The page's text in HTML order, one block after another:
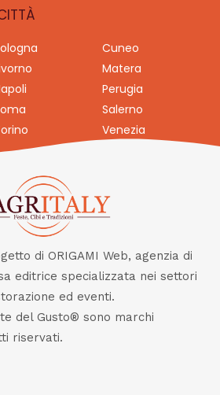
Cuneo
Matera
Perugia
Salerno
Venezia
di ORIGAMI Web, agenzia di
editrice specializzata nei settori
ed eventi.
del Gusto® sono marchi
riservati.